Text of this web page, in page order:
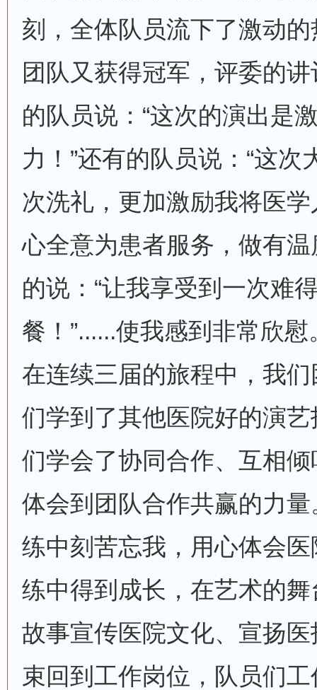
刻，全体队员流下了激动
团队又获得冠军，评委的
的队员说：“这次的演出是
力！”还有的队员说：“这
次洗礼，更加激励我将医
心全意为患者服务，做有
的说：“让我享受到一次难
餐！”......使我感到非常欣慰
在连续三届的旅程中，我
们学到了其他医院好的演
们学会了协同合作、互相
体会到团队合作共赢的力
练中刻苦忘我，用心体会
练中得到成长，在艺术的
故事宣传医院文化、宣扬
束回到工作岗位，队员们